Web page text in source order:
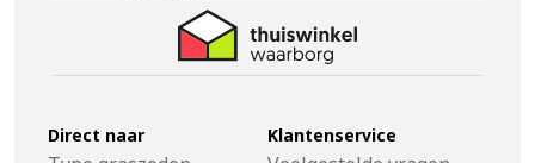
Direct naar Klantenservice